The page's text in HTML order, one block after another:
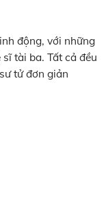
động, với những
tài ba. Tất cả đều
tử đơn giản